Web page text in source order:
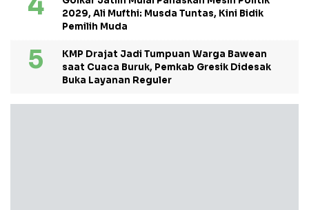
2029, Ali Mufthi: Musda Tuntas, Kini Bidik
Pemilih Muda
KMP Drajat Jadi Tumpuan Warga Bawean
saat Cuaca Buruk, Pemkab Gresik Didesak
Buka Layanan Reguler